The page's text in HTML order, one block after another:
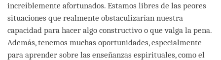
increíblemente afortunados. Estamos libres de las peores
situaciones que realmente obstaculizarían nuestra
capacidad para hacer algo constructivo o que valga la pena.
Además, tenemos muchas oportunidades, especialmente
para aprender sobre las enseñanzas espirituales, como el